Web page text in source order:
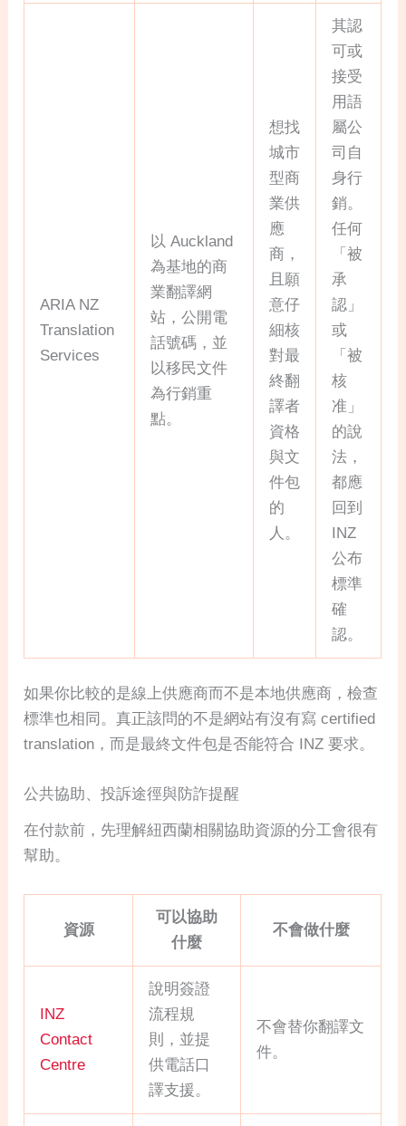
ARIA NZ
Translation
Services
以 Auckland
為基地的商
業翻譯網
站，公開電
話號碼，並
以移民文件
為行銷重
點。
想找
城市
型商
業供
應
商，
且願
意仔
細核
對最
終翻
譯者
資格
與文
件包
的
人。
其認
可或
接受
用語
屬公
司自
身行
銷。
任何
「被
承
認」
或
「被
核
准」
的說
法，
都應
回到
INZ
公布
標準
確
認。
如果你比較的是線上供應商而不是本地供應商，檢查
標準也相同。真正該問的不是網站有沒有寫 certified
translation，而是最終文件包是否能符合 INZ 要求。
公共協助、投訴途徑與防詐提醒
在付款前，先理解紐西蘭相關協助資源的分工會很有
幫助。
資源
可以協助
什麼
不會做什麼
INZ
Contact
Centre
說明簽證
流程規
則，並提
供電話口
譯支援。
不會替你翻譯文
件。